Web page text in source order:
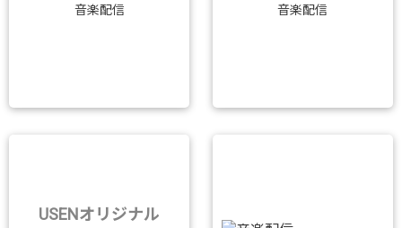
音楽配信 音楽配信
USENオリジナル